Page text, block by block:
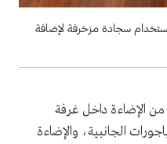
استخدام سجادة مزخرفة لإضافة
الإضاءة داخل غرفة
الجانبية، والإضاءة